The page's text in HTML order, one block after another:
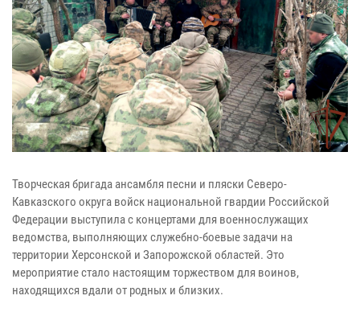
Творческая бригада ансамбля песни и пляски Северо-
Кавказского округа войск национальной гвардии Российской
Федерации выступила с концертами для военнослужащих
ведомства, выполняющих служебно-боевые задачи на
территории Херсонской и Запорожской областей. Это
мероприятие стало настоящим торжеством для воинов,
находящихся вдали от родных и близких.